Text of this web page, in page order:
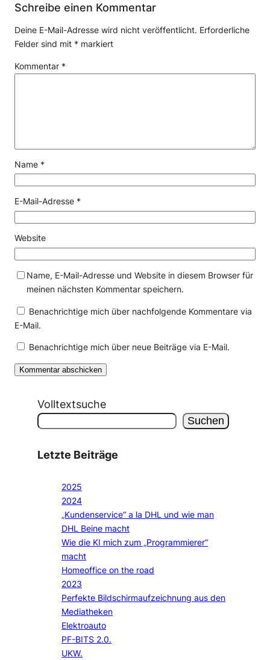
Schreibe einen Kommentar
Deine E-Mail-Adresse wird nicht veröffentlicht. Erforderliche
Felder sind mit * markiert
Kommentar *
Name *
E-Mail-Adresse *
Website
Name, E-Mail-Adresse und Website in diesem Browser für
meinen nächsten Kommentar speichern.
Benachrichtige mich über nachfolgende Kommentare via
E-Mail.
Benachrichtige mich über neue Beiträge via E-Mail.
Volltextsuche
Suchen
Letzte Beiträge
2025
2024
„Kundenservice“ a la DHL und wie man
DHL Beine macht
Wie die KI mich zum „Programmierer“
macht
Homeoffice on the road
2023
Perfekte Bildschirmaufzeichnung aus den
Mediatheken
Elektroauto
PF-BITS 2.0.
UKW.